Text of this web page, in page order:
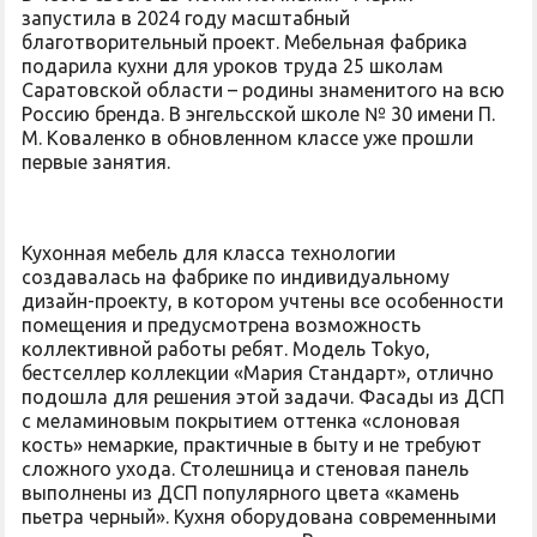
запустила в 2024 году масштабный
благотворительный проект. Мебельная фабрика
подарила кухни для уроков труда 25 школам
Саратовской области – родины знаменитого на всю
Россию бренда. В энгельсской школе № 30 имени П.
М. Коваленко в обновленном классе уже прошли
первые занятия.
Кухонная мебель для класса технологии
создавалась на фабрике по индивидуальному
дизайн-проекту, в котором учтены все особенности
помещения и предусмотрена возможность
коллективной работы ребят. Модель Tokyo,
бестселлер коллекции «Мария Стандарт», отлично
подошла для решения этой задачи. Фасады из ДСП
с меламиновым покрытием оттенка «слоновая
кость» немаркие, практичные в быту и не требуют
сложного ухода. Столешница и стеновая панель
выполнены из ДСП популярного цвета «камень
пьетра черный». Кухня оборудована современными